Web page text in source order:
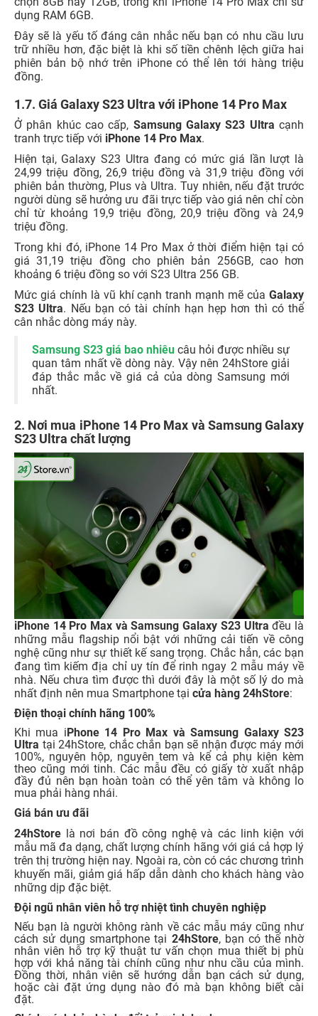
dụng RAM 6GB.
Đây sẽ là yếu tố đáng cân nhắc nếu bạn có nhu cầu lưu
trữ nhiều hơn, đặc biệt là khi số tiền chênh lệch giữa hai
phiên bản bộ nhớ trên iPhone có thể lên tới hàng triệu
đồng.
1.7. Giá Galaxy S23 Ultra với iPhone 14 Pro Max
Ở phân khúc cao cấp, Samsung Galaxy S23 Ultra cạnh
tranh trực tiếp với iPhone 14 Pro Max.
Hiện tại, Galaxy S23 Ultra đang có mức giá lần lượt là
24,99 triệu đồng, 26,9 triệu đồng và 31,9 triệu đồng với
phiên bản thường, Plus và Ultra. Tuy nhiên, nếu đặt trước
người dùng sẽ hưởng ưu đãi trực tiếp vào giá nên chỉ còn
chỉ từ khoảng 19,9 triệu đồng, 20,9 triệu đồng và 24,9
triệu đồng.
Trong khi đó, iPhone 14 Pro Max ở thời điểm hiện tại có
giá 31,19 triệu đồng cho phiên bản 256GB, cao hơn
khoảng 6 triệu đồng so với S23 Ultra 256 GB.
Mức giá chính là vũ khí cạnh tranh mạnh mẽ của Galaxy
S23 Ultra. Nếu bạn có tài chính hạn hẹp hơn thì có thể
cân nhắc dòng máy này.
Samsung S23 giá bao nhiêu câu hỏi được nhiều sự
quan tâm nhất về dòng này. Vậy nên 24hStore giải
đáp thắc mắc về giá cả của dòng Samsung mới
nhất.
2. Nơi mua iPhone 14 Pro Max và Samsung Galaxy
S23 Ultra chất lượng
iPhone 14 Pro Max và Samsung Galaxy S23 Ultra đều là
những mẫu flagship nổi bật với những cải tiến về công
nghệ cũng như sự thiết kế sang trọng. Chắc hẳn, các bạn
đang tìm kiếm địa chỉ uy tín để rinh ngay 2 mẫu máy về
nhà. Nếu chưa tìm được thì dưới đây là một số lý do mà
nhất định nên mua Smartphone tại cửa hàng 24hStore:
Điện thoại chính hãng 100%
Khi mua iPhone 14 Pro Max và Samsung Galaxy S23
Ultra tại 24hStore, chắc chắn bạn sẽ nhận được máy mới
100%, nguyên hộp, nguyên tem và kể cả phụ kiện kèm
theo cũng mới tinh. Các mẫu đều có giấy tờ xuất nhập
đầy đủ nên bạn hoàn toàn có thể yên tâm và không lo
mua phải hàng nhái.
Giá bán ưu đãi
24hStore là nơi bán đồ công nghệ và các linh kiện với
mẫu mã đa dạng, chất lượng chính hãng với giá cả hợp lý
trên thị trường hiện nay. Ngoài ra, còn có các chương trình
khuyến mãi, giảm giá hấp dẫn dành cho khách hàng vào
những dịp đặc biệt.
Đội ngũ nhân viên hỗ trợ nhiệt tình chuyên nghiệp
Nếu bạn là người không rành về các mẫu máy cũng như
cách sử dụng smartphone tại 24hStore, bạn có thể nhờ
nhân viên hỗ trợ kỹ thuật tư vấn chọn mua thiết bị phù
hợp với khả năng tài chính cũng như nhu cầu của mình.
Đồng thời, nhân viên sẽ hướng dẫn bạn cách sử dụng,
hoặc cài đặt ứng dụng nào đó mà bạn không biết cài
đặt.